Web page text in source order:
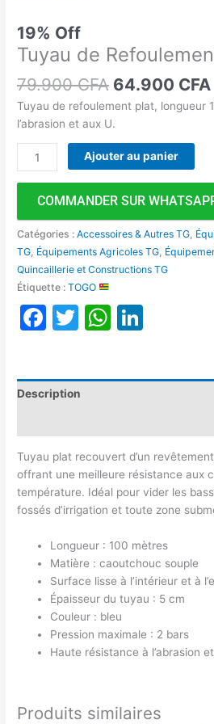
19% Off
Tuyau de
79.900CFA 64.900 CFA
Tuyau de refoulement plat, longueur
l’abrasion et aux U.
Ajouter au panier
COMMANDER SUR
Catégories :Accessoires & Autres TG,
TG, Équipements Agricoles TG,
Quincaillerie et Constructions TG
Étiquette :TOGO
Facebook
Twitter
Description
Tuyau plat recouvert d’un
offrant une meilleure résistance aux
température. Idéal pour vider les
fossés d’irrigation et toute zone
Longueur : 100 mètres
Matière : caoutchouc souple
Surface lisse à l’intérieur et à
Épaisseur du tuyau : 5 cm
Couleur : bleu
Pression maximale : 2 bars
Haute résistance à l’abrasion
Produits similaires